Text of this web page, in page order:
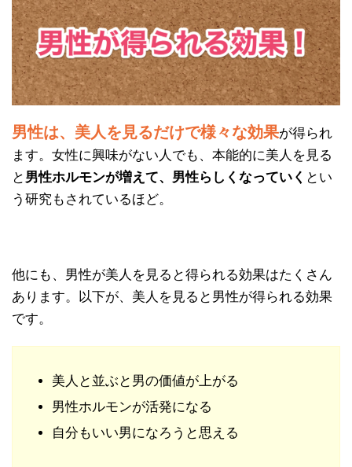
男性は、美人を見るだけで様々な効果が得られ
ます。女性に興味がない人でも、本能的に美人を見る
と 男性ホルモンが増えて、男性らしくなっていく とい
う研究もされているほど。
他にも、男性が美人を見ると得られる効果はたくさん
あります。以下が、美人を見ると男性が得られる効果
です。
美人と並ぶと男の価値が上がる
男性ホルモンが活発になる
自分もいい男になろうと思える